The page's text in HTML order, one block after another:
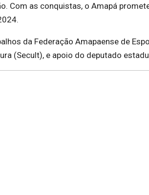
Com as conquistas, o Amapá
da Federação Amapaense de
(Secult), e apoio do deputado